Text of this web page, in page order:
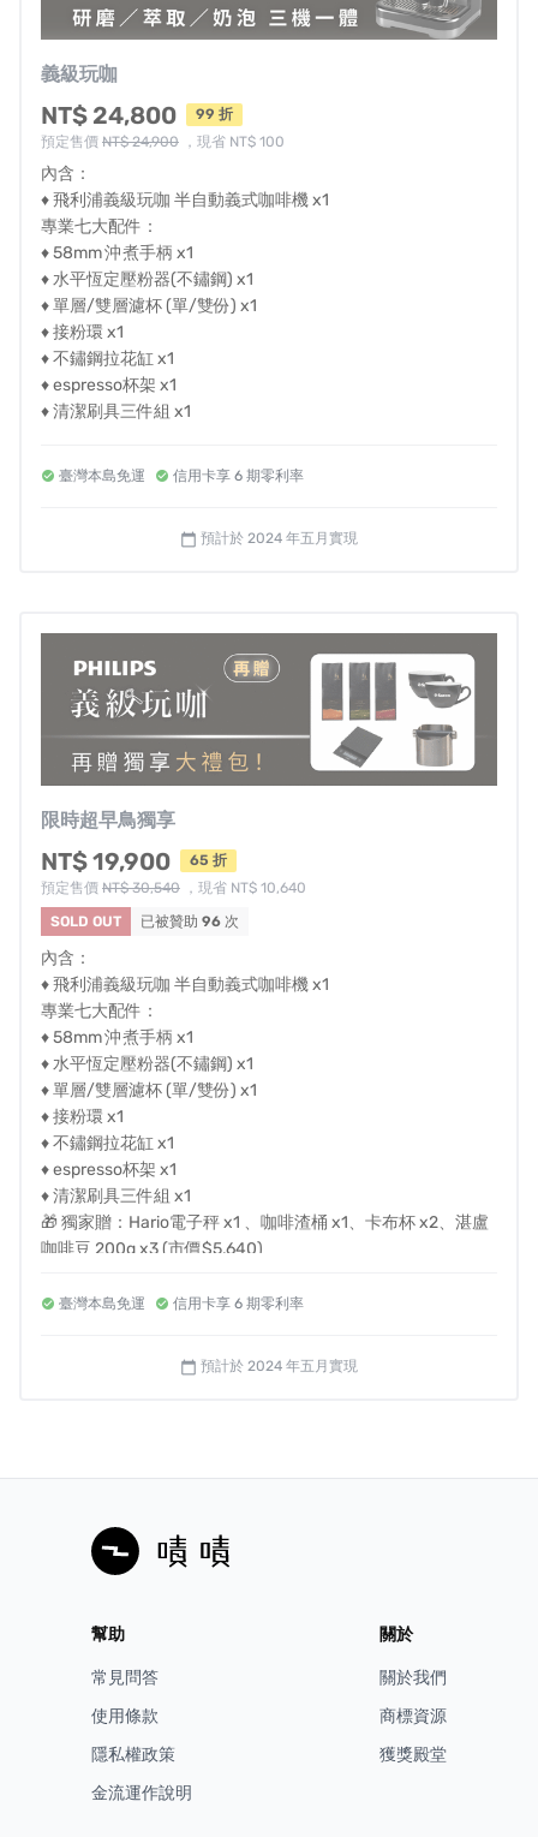
杯萃取都不失手，新手也能秒變咖啡高手 ！
研磨、萃取、奶泡一機三用，義級玩咖一台搞定玩咖啡所
\ ✸玩咖攻略✸2 精準掌控
無論喜歡濃郁深焙還是清新淺焙，都能自由調整粉水比，
客製玩咖自己喜歡的風味！從新手到玩咖達人，三種落粉
模式確保每次粉量不失準，不浪費任何咖啡豆！
☕旋鈕微調 ：±4g隨心所欲輕鬆調整
\ ✸玩咖攻略✸3精準萃取不失手！/
配備壓力表精準監控和內建穩定高壓、自動預潤功能，義
級玩咖精準掌握咖啡最佳風味，避免萃取不足或是過度萃
取，滴滴都是馥郁醇香！
☕15bar穩定高壓
☕壓力顯示表：精準監控，完美每一次萃取
體驗咖啡師儀式感，玩咖專業七大配件一次搞定！
\✸ 玩咖攻略✸5
搭載強力高壓蒸汽棒，玩咖能輕鬆打出細緻奶泡！
成功的奶泡是質地綿密、表面帶有光澤感，也是拉花成功
\ ✸玩咖攻略✸6
義級玩咖必備後援！原廠玩咖前輩帶領穿越新手村，新手
開機不用等loading！義級玩咖搭載快速瞬熱系統，開機到
預熱完畢只需要60秒，玩咖模式立即啟動，無須等候！
控，確保沖煮溫度從第一秒到最後一秒都能恆溫，同時具
三段溫控，掌握風味每杯都香醇！
☕ 三段溫度：杯中溫度70°C-75°C-85°C(±5°C)，滴滴都是
義級玩咖
NT$ 24,800
99 折
預定售價 NT$ 24,900 ，現省 NT$ 100
內含：
♦ 飛利浦義級玩咖 半自動義式咖啡機 x1
專業七大配件：
♦ 58mm 沖煮手柄 x1
♦ 水平恆定壓粉器(不鏽鋼) x1
♦ 單層/雙層濾杯 (單/雙份) x1
♦ 接粉環 x1
♦ 不鏽鋼拉花缸 x1
♦ espresso杯架 x1
♦ 清潔刷具三件組 x1
臺灣本島免運 信用卡享 6 期零利率
calendar_today 預計於 2024 年五月實現
限時超早鳥獨享
NT$ 19,900
65 折
預定售價 NT$ 30,540 ，現省 NT$ 10,640
SOLD OUT
已被贊助 96 次
內含：
♦ 飛利浦義級玩咖 半自動義式咖啡機 x1
專業七大配件：
♦ 58mm 沖煮手柄 x1
♦ 水平恆定壓粉器(不鏽鋼) x1
♦ 單層/雙層濾杯 (單/雙份) x1
♦ 接粉環 x1
♦ 不鏽鋼拉花缸 x1
♦ espresso杯架 x1
♦ 清潔刷具三件組 x1
🎁 獨家贈：Hario電子秤 x1 、咖啡渣桶 x1、卡布杯 x2、湛盧
咖啡豆 200g x3 (市價$5,640)
臺灣本島免運 信用卡享 6 期零利率
calendar_today 預計於 2024 年五月實現
幫助
常見問答
使用條款
隱私權政策
金流運作說明
關於
關於我們
商標資源
獲獎殿堂